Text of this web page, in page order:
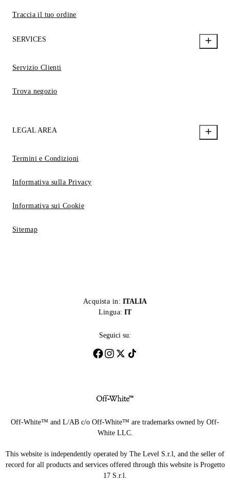
Traccia il tuo ordine
SERVICES
Servizio Clienti
Trova negozio
LEGAL AREA
Termini e Condizioni
Informativa sulla Privacy
Informativa sui Cookie
Sitemap
Acquista in: ITALIA
Lingua: IT
Seguici su:
Off-White™ and L/AB c/o Off-White™ are trademarks owned by Off-
White LLC.
This website is independently operated by The Level S.r.l, and the seller of
record for all products and services offered through this website is Progetto
17 S.r.l.